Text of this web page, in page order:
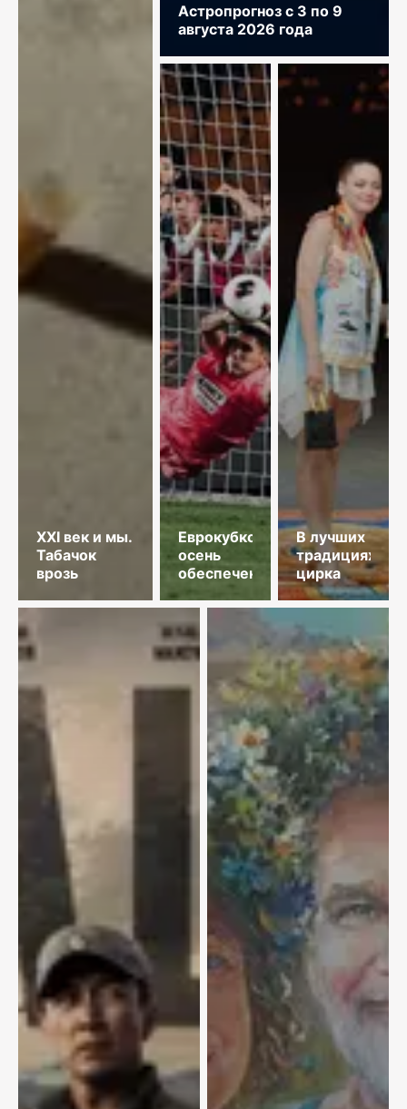
XXI век и мы.
Табачок
врозь
Астропрогноз с 3 по 9
августа 2026 года
Еврокубковая
осень
обеспечена
В лучших
традициях
цирка